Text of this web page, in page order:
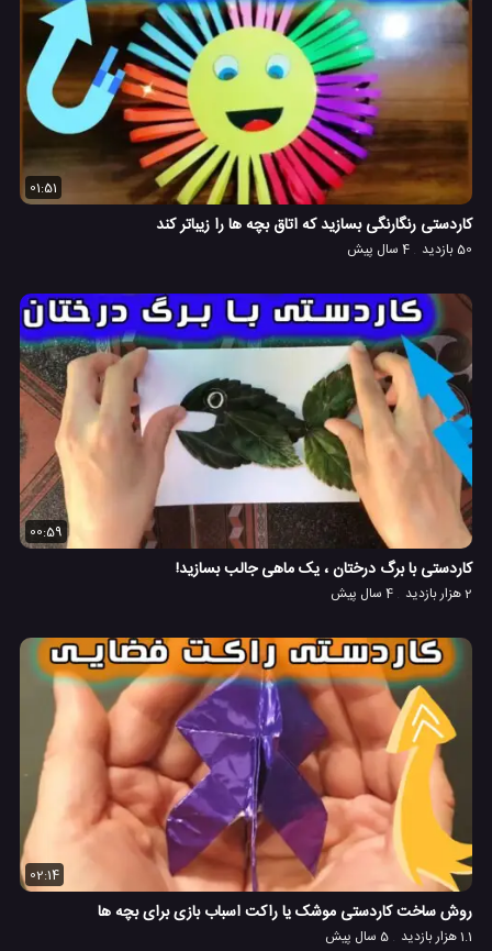
01:51
کاردستی رنگارنگی بسازید که اتاق بچه ها را زیباتر کند
50 بازدید 4 سال پیش
00:59
کاردستی با برگ درختان ، یک ماهی جالب بسازید!
2 هزار بازدید 4 سال پیش
02:14
روش ساخت کاردستی موشک یا راکت اسباب بازی برای بچه ها
1.1 هزار بازدید 5 سال پیش